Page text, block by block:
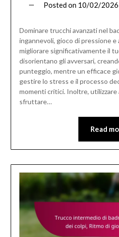
Posted on 10/02/2026
Dominare trucchi avanzati nel
ingannevoli, gioco di pressione
migliorare significativamente il
disorientano gli avversari,
punteggio, mentre un efficace
gestire lo stress e il processo
momenti critici. Inoltre, utilizzare
sfruttare…
Read